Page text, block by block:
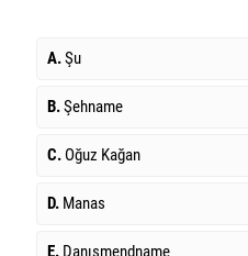
A.Şu
B.Şehname
C. Oğuz Kağan
D. Manas
E. Danışmendname